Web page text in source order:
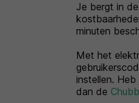
Je bergt in
minuten
Met het
instellen.
dan de